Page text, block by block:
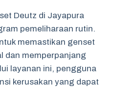
Deutz di Jayapura
pemeliharaan rutin.
memastikan genset
dan memperpanjang
layanan ini, pengguna
kerusakan yang dapat